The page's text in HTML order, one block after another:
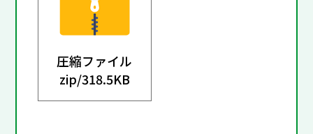
圧縮ファイル
zip/318.5KB